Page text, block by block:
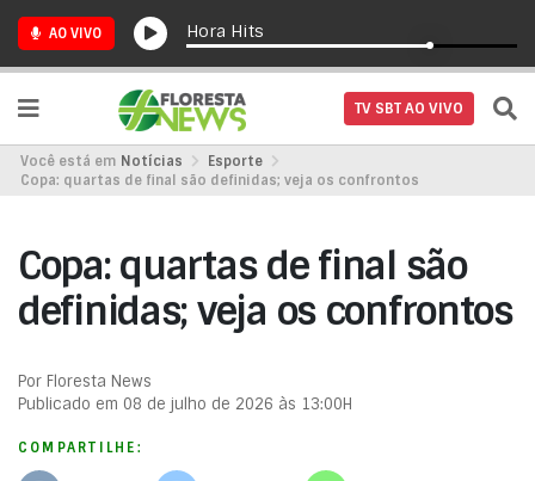
AO VIVO Hora Hits
TV SBT AO VIVO
Você está em Notícias
Esporte
Copa: quartas de final são definidas; veja os confrontos
Copa: quartas de final são
definidas; veja os confrontos
Por Floresta News
Publicado em 08 de julho de 2026 às 13:00H
COMPARTILHE: